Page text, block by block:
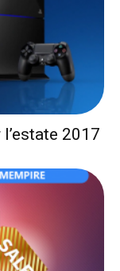
2017